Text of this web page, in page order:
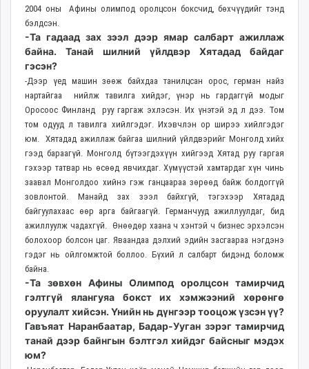
2004 оны Афины олимпод оролцсон боксчид, бөхчүүдийг тэнд
бэлдсэн.
-Та гадаад зах зээл дээр ямар салбарт ажиллаж
байна. Танай шилний үйлдвэр Хятадад байдаг
гэсэн?
-Дээр үед машин зөөж байхдаа танилцсан орос, герман найз
нартайгаа нийлж тавилга хийдэг, үнэр нь гардаггүй модыг
Оросоос Финланд руу гаргаж эхлэсэн. Их үнэтэй эд л дээ. Том
том одууд л тавилга хийлгэдэг. Ихэвчлэн ор ширээ хийлгэдэг
юм. Хятадад ажиллаж байгаа шилний үйлдвэрийг Монголд хийх
гээд бараагүй. Монголд бүтээгдэхүүн хийгээд Хятад руу гаргая
гэхээр татвар нь өсөөд явчихдаг. Хүмүүстэй хамтардаг хүн чинь
заавал Монголдоо хийнэ гэж ганцаараа зөрөөд байж болдоггүй
зовлонтой. Манайд зах зээл байхгүй, тэгэхээр Хятадад
байгуулахаас өөр арга байгаагүй. Германчууд ажиллуулдаг, бид
ажиллуулж чадахгүй. Өнөөдөр хаана ч хэнтэй ч бизнес эрхэлсэн
болохоор болсон цаг. Яваандаа дэлхий эдийн засгаараа нэгдэнэ
гэдэг нь ойлгомжтой боллоо. Бүхий л салбарт бидэнд боломж
байна.
-Та зөвхөн Афины Олимпод оролцсон тамирчид
гэлтгүй ялангуяа бокст их хэмжээний хөрөнгө
оруулалт хийсэн. Үнийн нь дүнгээр тооцож үзсэн үү?
Гавъяат Наранбаатар, Бадар-Ууган зэрэг тамирчид
танай дээр байнгын бэлтгэл хийдэг байсныг мэдэх
юм?